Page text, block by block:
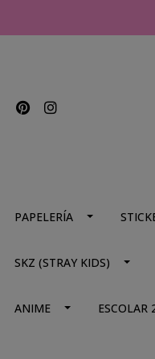
PAPELERÍA
SKZ (STRAY KIDS)
ANIME ESCOLAR